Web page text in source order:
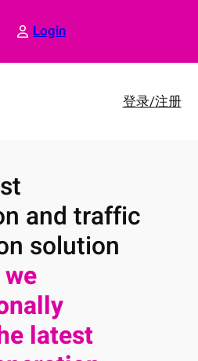
Login
登录/注册
and traffic
solution
latest